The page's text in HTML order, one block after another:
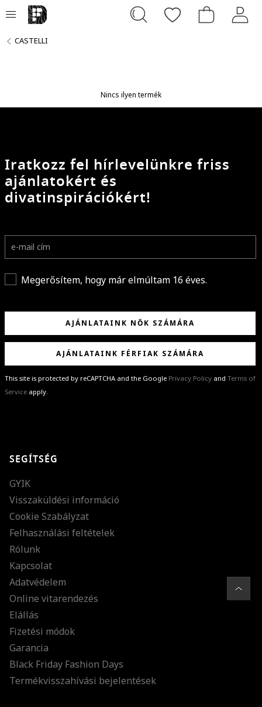
CASTELLI
Nincs ilyen termék
Iratkozz fel hírlevelünkre friss
ajánlatokért és
divatinspirációkért!
Megerősítem, hogy már elmúltam 16 éves.
AJÁNLATAINK NŐK SZÁMÁRA
AJÁNLATAINK FÉRFIAK SZÁMÁRA
This site is protected by reCAPTCHA and the Google Privacy Policy and Terms of
Service apply.
különleges ajánlatainkat és stílustippjeinket!
SEGÍTSÉG
GYIK
Visszaküldési információ
Cookie Szabályzat
Felhasználási feltételek
Rólunk
Kapcsolat
Adatvédelem
Online vitarendezés
Elállás
Fizetési módok
Garancia
Black Friday Fashion Days
Termékvisszahívási bejelentések